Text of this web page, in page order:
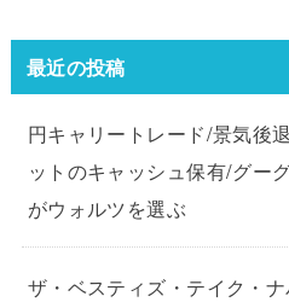
最近の投稿
円キャリートレード/景気後
ットのキャッシュ保有/グー
がウォルツを選ぶ
ザ・ベスティズ・テイク・